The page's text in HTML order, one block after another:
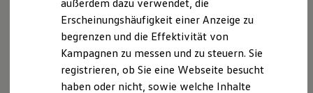
Ersatzteile und Betriebsflüssigkeiten
Original Zubehör und Lifestyle Produkte
myVolkswagen
myVolkswagen Business
Elektrisch & Autonom
Elektro - & Hybridfahrzeuge
Unser Ansatz
außerdem dazu verwendet, die
Erscheinungshäufigkeit einer Anzeige zu
begrenzen und die Effektivität von
Kampagnen zu messen und zu steuern. Sie
registrieren, ob Sie eine Webseite besucht
haben oder nicht, sowie welche Inhalte